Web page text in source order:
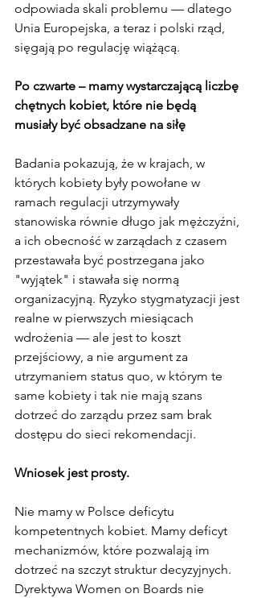
odpowiada skali problemu — dlatego
Unia Europejska, a teraz i polski rząd,
sięgają po regulację wiążącą.
Po czwarte – mamy wystarczającą liczbę
chętnych kobiet, które nie będą
musiały być obsadzane na siłę
Badania pokazują, że w krajach, w
których kobiety były powołane w
ramach regulacji utrzymywały
stanowiska równie długo jak mężczyźni,
a ich obecność w zarządach z czasem
przestawała być postrzegana jako
"wyjątek" i stawała się normą
organizacyjną. Ryzyko stygmatyzacji jest
realne w pierwszych miesiącach
wdrożenia — ale jest to koszt
przejściowy, a nie argument za
utrzymaniem status quo, w którym te
same kobiety i tak nie mają szans
dotrzeć do zarządu przez sam brak
dostępu do sieci rekomendacji.
Wniosek jest prosty.
Nie mamy w Polsce deficytu
kompetentnych kobiet. Mamy deficyt
mechanizmów, które pozwalają im
dotrzeć na szczyt struktur decyzyjnych.
Dyrektywa Women on Boards nie